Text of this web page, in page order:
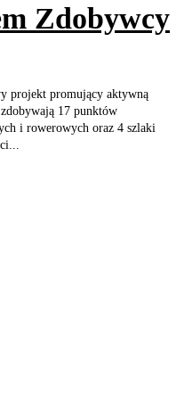
Zdobywcy
projekt promujący aktywną
17 punktów
i rowerowych oraz 4 szlaki